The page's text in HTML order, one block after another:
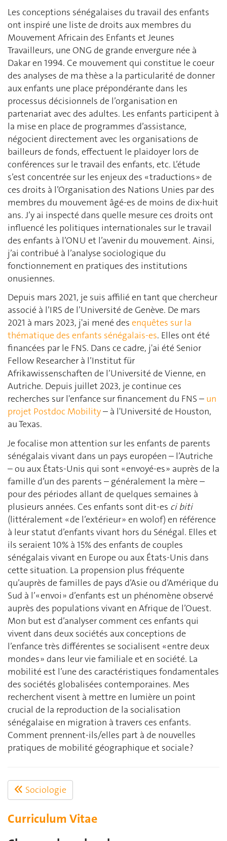
Les conceptions sénégalaises du travail des enfants
ont inspiré une liste de droits aux membres du
Mouvement Africain des Enfants et Jeunes
Travailleurs, une ONG de grande envergure née à
Dakar en 1994. Ce mouvement qui constitue le coeur
des analyses de ma thèse a la particularité de donner
aux enfants une place prépondérante dans les
processus décisionnels de l’organisation en
partenariat avec des adultes. Les enfants participent à
la mise en place de programmes d’assistance,
négocient directement avec les organisations de
bailleurs de fonds, effectuent le plaidoyer lors de
conférences sur le travail des enfants, etc. L’étude
s’est concentrée sur les enjeux des « traductions » de
ces droits à l’Organisation des Nations Unies par des
membres du mouvement âgé-es de moins de dix-huit
ans. J’y ai inspecté dans quelle mesure ces droits ont
influencé les politiques internationales sur le travail
des enfants à l’ONU et l’avenir du mouvement. Ainsi,
j’ai contribué à l’analyse sociologique du
fonctionnement en pratiques des institutions
onusiennes.
Depuis mars 2021, je suis affilié en tant que chercheur
associé à l’IRS de l’Université de Genève. De mars
2021 à mars 2023, j'ai mené des enquêtes sur la
thématique des enfants sénégalais-es. Elles ont été
financées par le FNS. Dans ce cadre, j'ai été Senior
Fellow Researcher à l’Institut für
Afrikawissenschaften de l’Université de Vienne, en
Autriche. Depuis juillet 2023, je continue ces
recherches sur l'enfance sur financement du FNS – un
projet Postdoc Mobility– à l'Université de Houston,
au Texas.
Je focalise mon attention sur les enfants de parents
sénégalais vivant dans un pays européen – l’Autriche
– ou aux États-Unis qui sont « envoyé-es » auprès de la
famille d’un des parents – généralement la mère –
pour des périodes allant de quelques semaines à
plusieurs années. Ces enfants sont dit-es ci biti
(littéralement « de l’extérieur » en wolof) en référence
à leur statut d’enfants vivant hors du Sénégal. Elles et
ils seraient 10% à 15% des enfants de couples
sénégalais vivant en Europe ou aux États-Unis dans
cette situation. La propension plus fréquente
qu’auprès de familles de pays d’Asie ou d’Amérique du
Sud à l’« envoi » d’enfants est un phénomène observé
auprès des populations vivant en Afrique de l’Ouest.
Mon but est d’analyser comment ces enfants qui
vivent dans deux sociétés aux conceptions de
l’enfance très différentes se socialisent « entre deux
mondes » dans leur vie familiale et en société. La
mobilité est l’une des caractéristiques fondamentales
des sociétés globalisées contemporaines. Mes
recherchent visent à mettre en lumière un point
crucial de la reproduction de la socialisation
sénégalaise en migration à travers ces enfants.
Comment prennent-ils/elles part à de nouvelles
pratiques de mobilité géographique et sociale ?
Sociologie
Curriculum Vitae